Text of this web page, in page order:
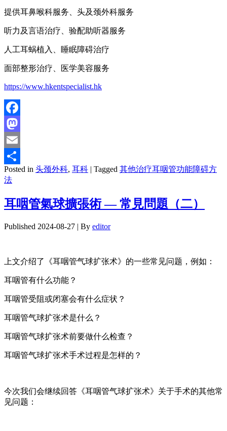
提供耳鼻喉科服务、头及颈外科服务
听力及言语治疗、验配助听器服务
人工耳蜗植入、睡眠障碍治疗
面部整形治疗、医学美容服务
https://www.hkentspecialist.hk
Facebook
Mastodon
Email
分
Posted in 头颈外科, 耳科 | Tagged 其他治疗耳咽管功能障碍方
法
耳咽管氣球擴張術 — 常見問題（二）
Published 2024-08-27 | By editor
上文介绍了《耳咽管气球扩张术》的一些常见问题，例如：
耳咽管有什么功能？
耳咽管受阻或闭塞会有什么症状？
耳咽管气球扩张术是什么？
耳咽管气球扩张术前要做什么检查？
耳咽管气球扩张术手术过程是怎样的？
今次我们会继续回答《耳咽管气球扩张术》关于手术的其他常
见问题：